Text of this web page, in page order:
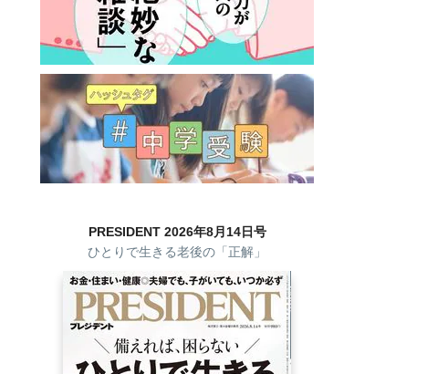
PRESIDENT 2026年8月14日号
ひとりで生きる老後の「正解」